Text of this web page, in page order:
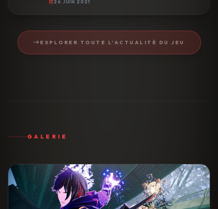
26 JUIN 2021
EXPLORER TOUTE L'ACTUALITÉ DU JEU
GALERIE